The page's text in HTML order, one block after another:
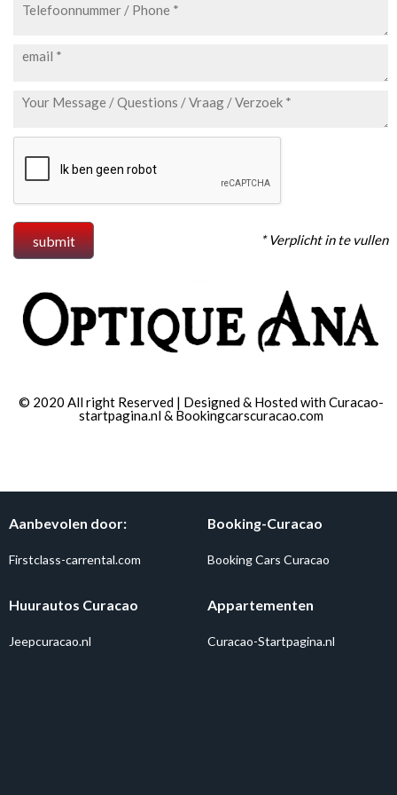
submit * Verplicht in te vullen
© 2020 All right Reserved | Designed & Hosted withCuracao-
startpagina.nl& Bookingcarscuracao.com
Aanbevolen door:
Firstclass-carrental.com
Booking-Curacao
Booking Cars Curacao
Huurautos Curacao
Jeepcuracao.nl
Appartementen
Curacao-Startpagina.nl